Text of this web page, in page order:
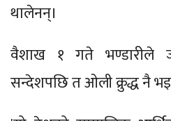
थालेनन्।
वैशाख १ गते भण्डारीले
सन्देशपछि त ओली क्रुद्ध नै